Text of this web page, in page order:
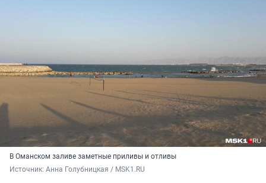
В Оманском заливе заметные приливы и отливы
Источник: Анна Голубницкая / MSK1.RU